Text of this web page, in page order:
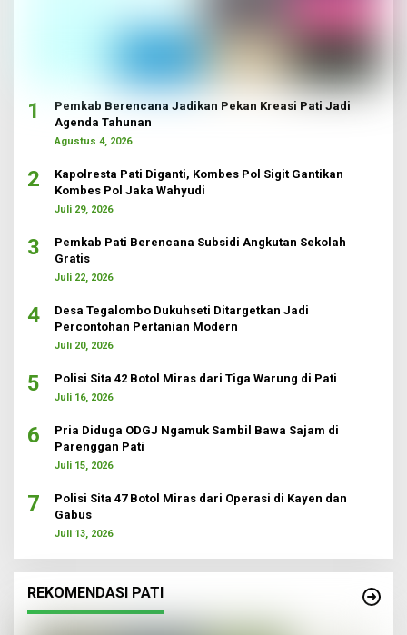
1
Pemkab Berencana Jadikan Pekan Kreasi Pati Jadi
Agenda Tahunan
Agustus 4, 2026
2
Kapolresta Pati Diganti, Kombes Pol Sigit Gantikan
Kombes Pol Jaka Wahyudi
Juli 29, 2026
3
Pemkab Pati Berencana Subsidi Angkutan Sekolah
Gratis
Juli 22, 2026
4
Desa Tegalombo Dukuhseti Ditargetkan Jadi
Percontohan Pertanian Modern
Juli 20, 2026
5 Polisi Sita 42 Botol Miras dari Tiga Warung di Pati
Juli 16, 2026
6
Pria Diduga ODGJ Ngamuk Sambil Bawa Sajam di
Parenggan Pati
Juli 15, 2026
7
Polisi Sita 47 Botol Miras dari Operasi di Kayen dan
Gabus
Juli 13, 2026
REKOMENDASI PATI